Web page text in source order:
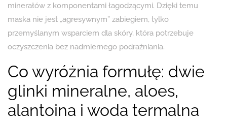
minerałów z komponentami łagodzącymi. Dzięki temu
maska nie jest „agresywnym” zabiegiem, tylko
przemyślanym wsparciem dla skóry, która potrzebuje
oczyszczenia bez nadmiernego podrażniania.
Co wyróżnia formułę: dwie
glinki mineralne, aloes,
alantoina i woda termalna